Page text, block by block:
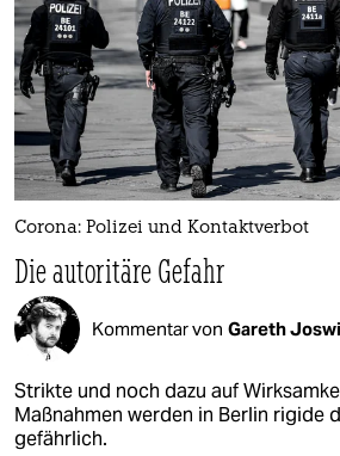
Corona: Polizei und Kontaktverbot
Die autoritäre Gefahr
Kommentar von Gareth
Strikte und noch dazu auf
Maßnahmen werden in Berlin rigide
gefährlich.